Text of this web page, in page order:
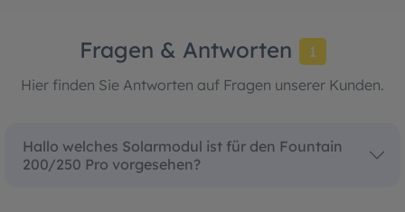
Fragen & Antworten
1
Hier finden Sie Antworten auf Fragen unserer Kunden.
Hallo welches Solarmodul ist für den Fountain
200/250 Pro vorgesehen?